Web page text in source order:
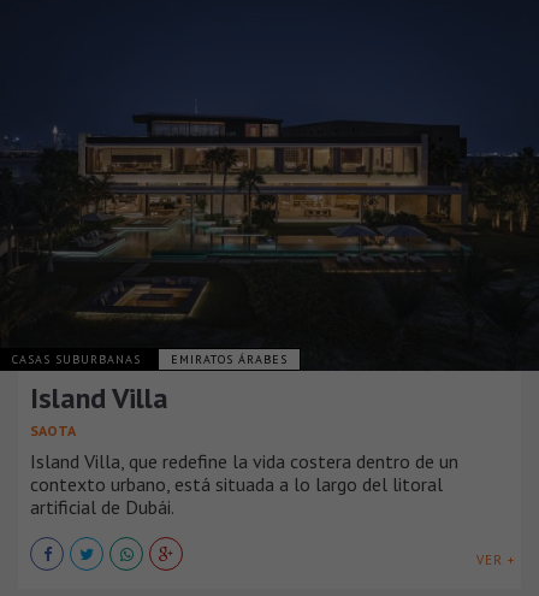
CASAS SUBURBANAS EMIRATOS ÁRABES
Island Villa
SAOTA
Island Villa, que redefine la vida costera dentro de un
contexto urbano, está situada a lo largo del litoral
artificial de Dubái.
VER +